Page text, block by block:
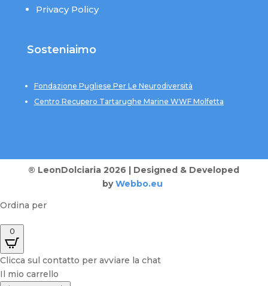
Privacy Policy
Sosteniaimo
Fondazione Pugliese Per Le Neurodiversità
Centro Recupero Tartarughe Marine WWF Molfetta
® LeonDolciaria 2026 | Designed & Developed
by Webbo.eu
Ordina per
0
Clicca sul contatto per avviare la chat
Il mio carrello